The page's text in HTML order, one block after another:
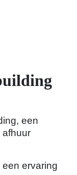
een
afhuur
ervaring